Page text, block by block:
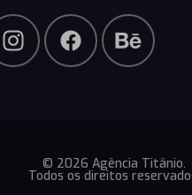
© 2026 Agência Titânio.
Todos os direitos